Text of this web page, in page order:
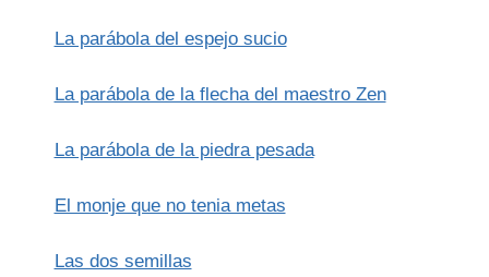
REPÚBLICA
La parábola del espejo sucio
La parábola de la flecha del maestro Zen
La parábola de la piedra pesada
El monje que no tenia metas
Las dos semillas